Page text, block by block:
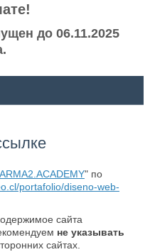
до 06.11.2025
" по
portafolio/diseno-web-
сайта
не указывать
сайтах.